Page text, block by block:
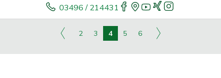
03496 / 214431
2 3 4 5 6